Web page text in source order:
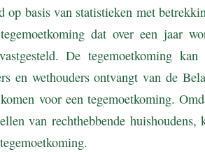
op basis van statistieken met
dat over een jaar
De tegemoetkoming kan
en wethouders ontvangt van de
voor een tegemoetkoming.
van rechthebbende huishoudens,